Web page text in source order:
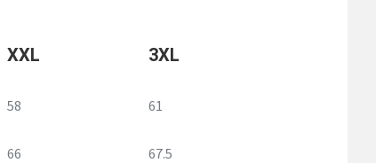
XXL 3XL
58 61
66 67.5